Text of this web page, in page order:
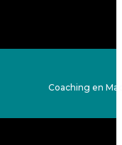
Coaching en